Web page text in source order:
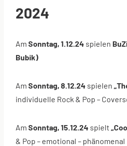
2024
Am Sonntag, 1.12.24 spielen
Bubik)
Am Sonntag, 8.12.24 spielen
individuelle Rock & Pop –
Am Sonntag, 15.12.24 spielt
& Pop – emotional – phänomenal